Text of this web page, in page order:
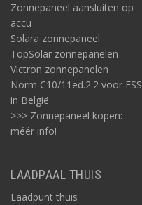
Zonnepaneel aansluiten op
accu
Solara zonnepaneel
TopSolar zonnepanelen
Victron zonnepanelen
Norm C10/11ed.2.2 voor ESS
in België
>>> Zonnepaneel kopen:
méér info!
LAADPAAL THUIS
Laadpunt thuis